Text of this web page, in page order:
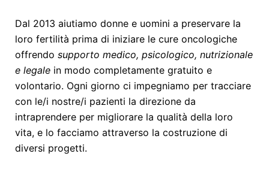
Dal 2013 aiutiamo donne e uomini a preservare la
loro fertilità prima di iniziare le cure oncologiche
offrendo supporto medico, psicologico, nutrizionale
e legale in modo completamente gratuito e
volontario. Ogni giorno ci impegniamo per tracciare
con le/i nostre/i pazienti la direzione da
intraprendere per migliorare la qualità della loro
vita, e lo facciamo attraverso la costruzione di
diversi progetti.